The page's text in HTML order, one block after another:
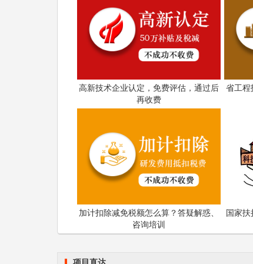
作渠道，促进典型案例应用推广与实际应用
科泰集团(https://www.gdktzx.com/)成
构认定、专精特新中小企业、专精特新“
认证、科技型中小企业评价入库
化等服务。关注【科小泰】公众号，及时
高新技术企业认定，免费评估，通过后
再收费
省工程
加计扣除减免税额怎么算？答疑解惑、
咨询培训
国家